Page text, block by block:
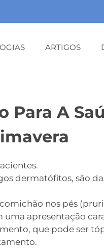
ARTIGOS
A
dermatófitos, são
nos pés
apresentação
que pode ser